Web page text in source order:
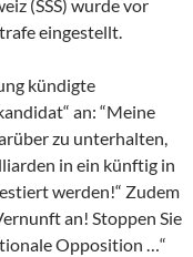
(SSS) wurde vor
eingestellt.
kündigte
an: “Meine
zu unterhalten,
in ein künftig in
werden!“ Zudem
an! Stoppen Sie
Opposition …“